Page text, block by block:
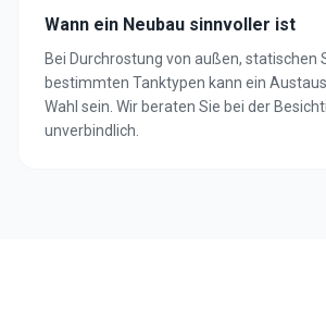
Wann ein Neubau sinnvoller ist
Bei Durchrostung von außen, statischen
bestimmten Tanktypen kann ein
Wahl sein. Wir beraten Sie bei der
unverbindlich.